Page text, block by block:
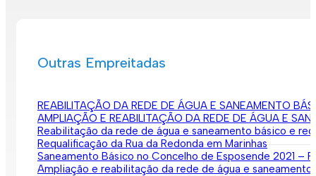
Outras Empreitadas
REABILITAÇÃO DA REDE DE ÁGUA E SANEAMENTO
AMPLIAÇÃO E REABILITAÇÃO DA REDE DE ÁGUA E
Reabilitação da rede de água e saneamento básico e
Requalificação da Rua da Redonda em Marinhas
Saneamento Básico no Concelho de Esposende 2021 –
Ampliação e reabilitação da rede de água e